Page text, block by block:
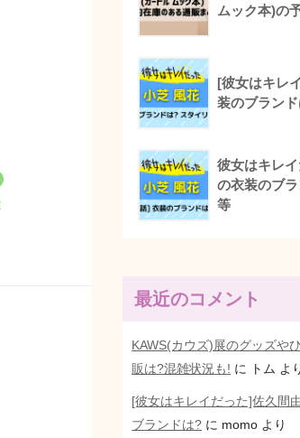
ムック本)の
[彼女はキレ
装のブラン
彼女はキレ
の衣装のブ
等
最近のコメント
KAWS(カウズ)展のグッズや
販は?混雑状況も! に トム よ
[彼女はキレイだった]佐久間
ブランドは? に momo より